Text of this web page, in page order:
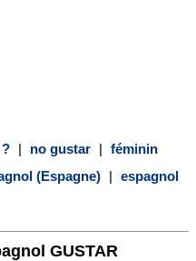
| no gustar | féminin
(Espagne) | espagnol
GUSTAR